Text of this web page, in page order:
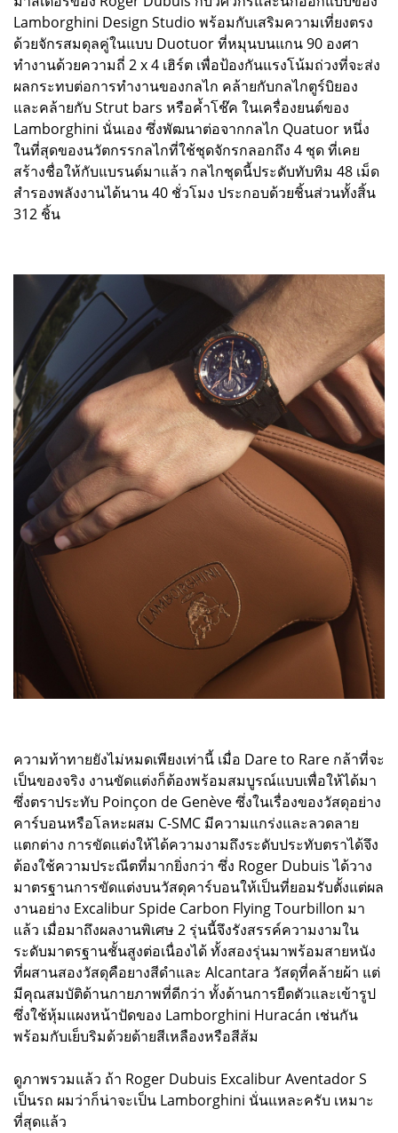
Lamborghini Design Studio พร้อมกับเสริมความเที่ยงตรง
ด้วยจักรสมดุลคู่ในแบบ Duotuor ที่หมุนบนแกน 90 องศา
ทำงานด้วยความถี่ 2 x 4 เฮิร์ต เพื่อป้องกันแรงโน้มถ่วงที่จะส่ง
ผลกระทบต่อการทำงานของกลไก คล้ายกับกลไกตูร์บิยอง
และคล้ายกับ Strut bars หรือค้ำโช๊ค ในเครื่องยนต์ของ
Lamborghini นั่นเอง ซึ่งพัฒนาต่อจากกลไก Quatuor หนึ่ง
ในที่สุดของนวัตกรรกลไกที่ใช้ชุดจักรกลอกถึง 4 ชุด ที่เคย
สร้างชื่อให้กับแบรนด์มาแล้ว กลไกชุดนี้ประดับทับทิม 48 เม็ด
สำรองพลังงานได้นาน 40 ชั่วโมง ประกอบด้วยชิ้นส่วนทั้งสิ้น
312 ชิ้น
ความท้าทายยังไม่หมดเพียงเท่านี้ เมื่อ Dare to Rare กล้าที่จะ
เป็นของจริง งานขัดแต่งก็ต้องพร้อมสมบูรณ์แบบเพื่อให้ได้มา
ซึ่งตราประทับ Poinçon de Genève ซึ่งในเรื่องของวัสดุอย่าง
คาร์บอนหรือโลหะผสม C-SMC มีความแกร่งและลวดลาย
แตกต่าง การขัดแต่งให้ได้ความงามถึงระดับประทับตราได้จึง
ต้องใช้ความประณีตที่มากยิ่งกว่า ซึ่ง Roger Dubuis ได้วาง
มาตรฐานการขัดแต่งบนวัสดุคาร์บอนให้เป็นที่ยอมรับตั้งแต่ผล
งานอย่าง Excalibur Spide Carbon Flying Tourbillon มา
แล้ว เมื่อมาถึงผลงานพิเศษ 2 รุ่นนี้จึงรังสรรค์ความงามใน
ระดับมาตรฐานชั้นสูงต่อเนื่องได้ ทั้งสองรุ่นมาพร้อมสายหนัง
ที่ผสานสองวัสดุคือยางสีดำและ Alcantara วัสดุที่คล้ายผ้า แต่
มีคุณสมบัติด้านกายภาพที่ดีกว่า ทั้งด้านการยืดตัวและเข้ารูป
ซึ่งใช้หุ้มแผงหน้าปัดของ Lamborghini Huracán เช่นกัน
พร้อมกับเย็บริมด้วยด้ายสีเหลืองหรือสีส้ม
ดูภาพรวมแล้ว ถ้า Roger Dubuis Excalibur Aventador S
เป็นรถ ผมว่าก็น่าจะเป็น Lamborghini นั่นแหละครับ เหมาะ
ที่สุดแล้ว